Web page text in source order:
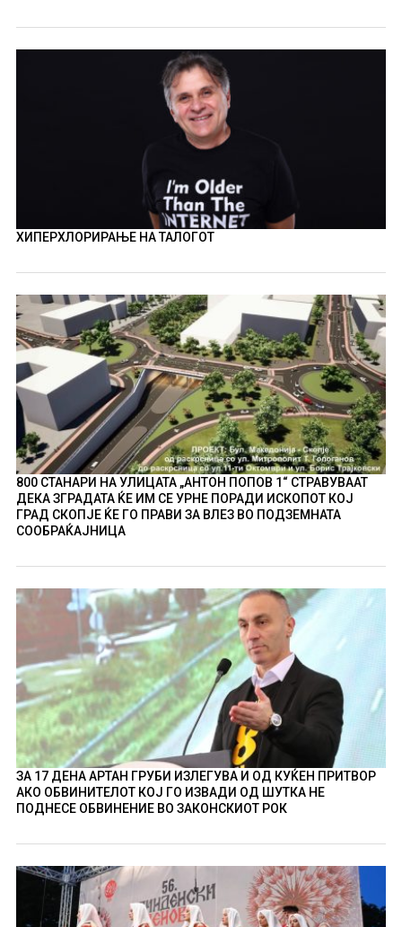
ХИПЕРХЛОРИРАЊЕ НА ТАЛОГОТ
800 СТАНАРИ НА УЛИЦАТА „АНТОН ПОПОВ 1“ СТРАВУВААТ
ДЕКА ЗГРАДАТА ЌЕ ИМ СЕ УРНЕ ПОРАДИ ИСКОПОТ КОЈ
ГРАД СКОПЈЕ ЌЕ ГО ПРАВИ ЗА ВЛЕЗ ВО ПОДЗЕМНАТА
СООБРАЌАЈНИЦА
ЗА 17 ДЕНА АРТАН ГРУБИ ИЗЛЕГУВА И ОД КУЌЕН ПРИТВОР
АКО ОБВИНИТЕЛОТ КОЈ ГО ИЗВАДИ ОД ШУТКА НЕ
ПОДНЕСЕ ОБВИНЕНИЕ ВО ЗАКОНСКИОТ РОК